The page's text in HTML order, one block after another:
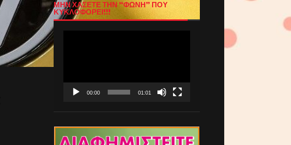
ΜΗΝ ΧΑΣΕΤΕ ΤΗΝ “ΦΩΝΗ” ΠΟΥ
ΚΥΚΛΟΦΟΡΕΙ!!!
00:00 01:01